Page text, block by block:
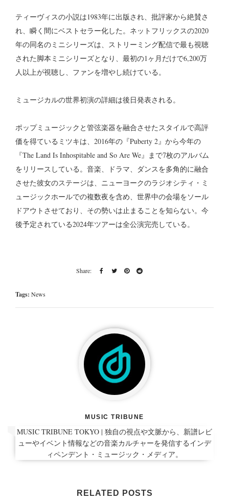
ティーヴィスの小説は1983年に出版され、批評家から絶賛さ
れ、瞬く間にベストセラー化した。ネットフリックスの2020
年の同名のミニシリーズは、ストリーミング配信で最も視聴
された脚本ミニシリーズとなり、最初の1ヶ月だけで6,200万
人以上が視聴し、ファンを増やし続けている。
ミュージカルの世界初演の詳細は後日発表される。
ポップミュージックと管弦楽器を融合させたスタイルで高評
価を得ているミツキは、2016年の『Puberty 2』から今年の
『The Land Is Inhospitable and So Are We』まで7枚のアルバム
をリリースしている。音楽、ドラマ、ダンスを多角的に融合
させた彼女のステージは、ニューヨークのラジオシティ・ミ
ュージックホールでの複数夜を含め、世界中の会場をソール
ドアウトさせており、その勢いは止まることを知らない。今
後予定されている2024年ツアーは全公演完売している。
Tags: News
MUSIC TRIBUNE
MUSIC TRIBUNE TOKYO | 独自の視点や文脈から、新譜レビ
ューやイベント情報などの音楽カルチャーを発信するインデ
ィペンデント・ミュージック・メディア。
RELATED POSTS